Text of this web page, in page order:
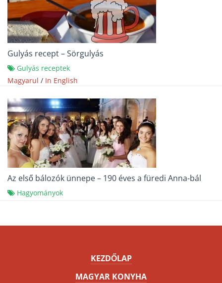
Gulyás recept – Sörgulyás
Gulyás receptek
Magyarul / In English
Az első bálozók ünnepe – 190 éves a füredi Anna-bál
Hagyományok
KEZDŐLAP
MAGYAR KONYHA